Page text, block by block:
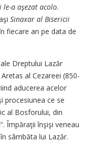
a aşezat acolo.
Sinaxar al Bisericii
fiecare an pe data de
Dreptului Lazăr
al Cezareei (850-
aducerea acelor
procesiunea ce se
al Bosforului, din
Împăraţii înşişi veneau
sâmbăta lui Lazăr.